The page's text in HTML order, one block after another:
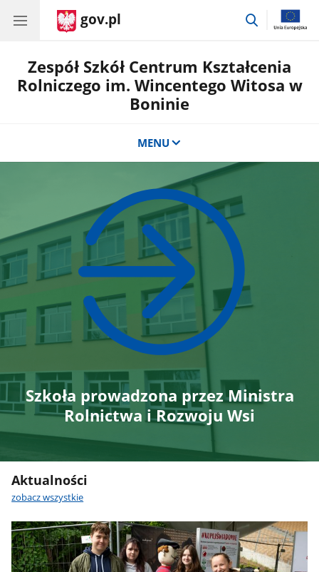
gov.pl
przejdź
Zespół Szkół Centrum Kształcenia
Rolniczego im. Wincentego Witosa w
Boninie
MENU
Szkoła prowadzona przez Ministra
Rolnictwa i Rozwoju Wsi
Aktualności
zobacz wszystkie